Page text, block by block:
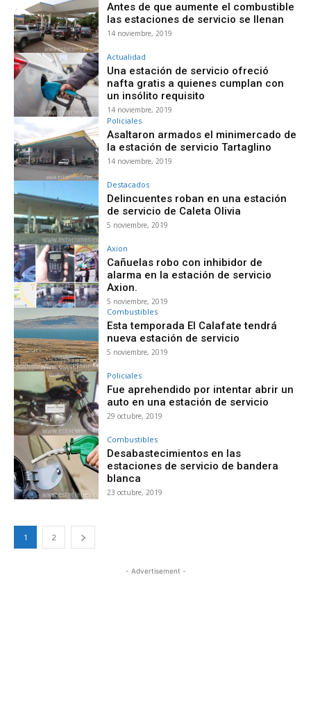
Antes de que aumente el combustible
las estaciones de servicio se llenan
14 noviembre, 2019
Actualidad
Una estación de servicio ofreció
nafta gratis a quienes cumplan con
un insólito requisito
14 noviembre, 2019
Policiales
Asaltaron armados el minimercado de
la estación de servicio Tartaglino
14 noviembre, 2019
Destacados
Delincuentes roban en una estación
de servicio de Caleta Olivia
5 noviembre, 2019
Axion
Cañuelas robo con inhibidor de
alarma en la estación de servicio
Axion.
5 noviembre, 2019
Combustibles
Esta temporada El Calafate tendrá
nueva estación de servicio
5 noviembre, 2019
Policiales
Fue aprehendido por intentar abrir un
auto en una estación de servicio
29 octubre, 2019
Combustibles
Desabastecimientos en las
estaciones de servicio de bandera
blanca
23 octubre, 2019
1 2
- Advertisement -